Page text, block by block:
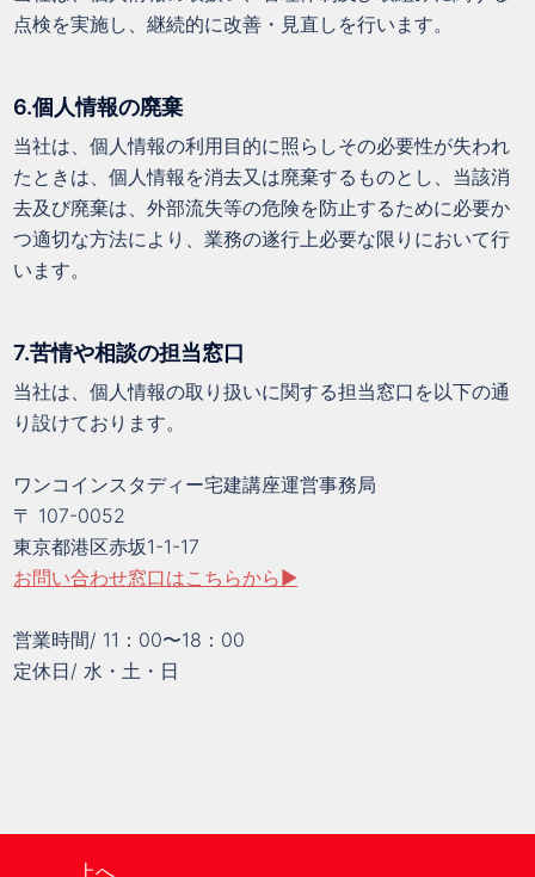
点検を実施し、継続的に改善・見直しを行います。
6.個人情報の廃棄
当社は、個人情報の利用目的に照らしその必要性が失われ
たときは、個人情報を消去又は廃棄するものとし、当該消
去及び廃棄は、外部流失等の危険を防止するために必要か
つ適切な方法により、業務の遂行上必要な限りにおいて行
います。
7.苦情や相談の担当窓口
当社は、個人情報の取り扱いに関する担当窓口を以下の通
り設けております。
ワンコインスタディー宅建講座運営事務局
〒 107-0052
東京都港区赤坂1-1-17
お問い合わせ窓口はこちらから▶︎
営業時間/ 11：00〜18：00
定休日/ 水・土・日
上へ